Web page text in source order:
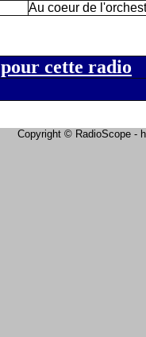
Au coeur de
cette radio
Copyright © RadioScope -